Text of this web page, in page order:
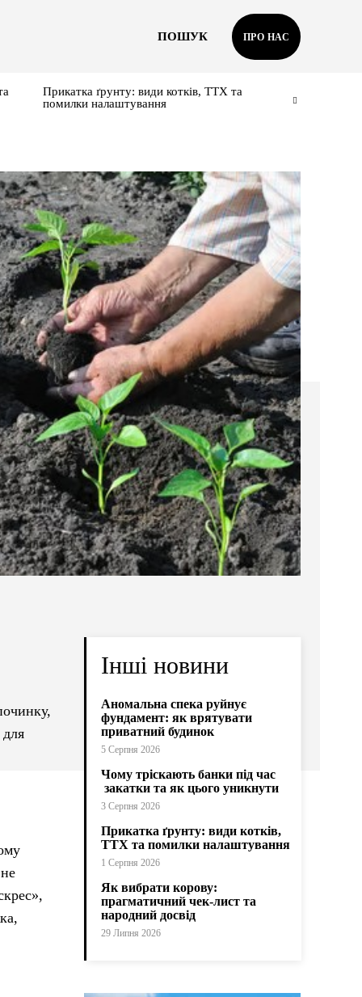
ПОШУК ПРО НАС
Прикатка ґрунту: види котків, ТТХ та
помилки налаштування
Інші новини
Аномальна спека руйнує
фундамент: як врятувати
приватний будинок
5 Серпня 2026
Чому тріскають банки під час
закатки та як цього уникнути
3 Серпня 2026
Прикатка ґрунту: види котків,
ТТХ та помилки налаштування
1 Серпня 2026
Як вибрати корову:
прагматичний чек-лист та
народний досвід
29 Липня 2026